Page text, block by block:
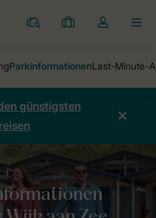
Ferienparks
Meine
Dropdown-
öffnen
günstigsten